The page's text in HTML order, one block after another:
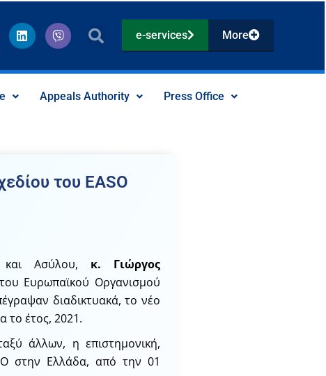
L
i
n
e
V
i
b
r
e-services More
Appeals Authority Press Office
του ΕΑSO
Ασύλου, κ. Γιώργος
Ευρωπαϊκού Οργανισμού
διαδικτυακά, το νέο
το έτος, 2021.
άλλων, η επιστημονική,
στην Ελλάδα, από την 01